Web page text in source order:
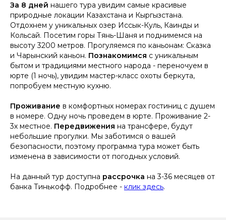
За 8 дней нашего тура увидим самые красивые
природные локации Казахстана и Кыргызстана.
Отдохнем у уникальных озер Иссык-Куль, Каинды и
Кольсай. Посетим горы Тянь-Шаня и поднимемся на
высоту 3200 метров. Прогуляемся по каньонам: Сказка
и Чарынский каньон. Познакомимся с уникальным
бытом и традициями местного народа - переночуем в
юрте (1 ночь), увидим мастер-класс охоты беркута,
попробуем местную кухню.
Проживание в комфортных номерах гостиниц с душем
в номере. Одну ночь проведем в юрте. Проживание 2-
3х местное. Передвижения на трансфере, будут
небольшие прогулки. Мы заботимся о вашей
безопасности, поэтому программа тура может быть
изменена в зависимости от погодных условий.
На данный тур доступна рассрочка на 3-36 месяцев от
банка Тинькофф. Подробнее - клик здесь.